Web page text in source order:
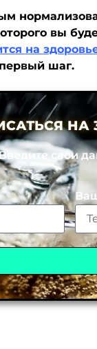
вы
на
шаг.
свои